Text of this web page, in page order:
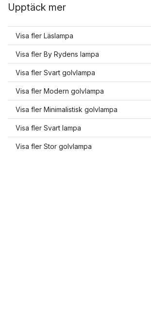
Upptäck mer
Visa fler Läslampa
Visa fler By Rydens lampa
Visa fler Svart golvlampa
Visa fler Modern golvlampa
Visa fler Minimalistisk golvlampa
Visa fler Svart lampa
Visa fler Stor golvlampa